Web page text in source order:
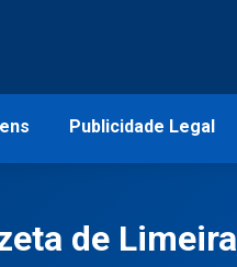
Publicidade Legal
de Limeira